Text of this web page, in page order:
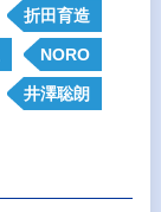
折田育造
NORO
井澤聡朗